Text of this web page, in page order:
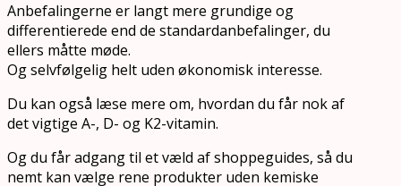
Anbefalingerne er langt mere grundige og
differentierede end de standardanbefalinger, du
ellers måtte møde.
Og selvfølgelig helt uden økonomisk interesse.
Du kan også læse mere om, hvordan du får nok af
det vigtige A-, D- og K2-vitamin.
Og du får adgang til et væld af shoppeguides, så du
nemt kan vælge rene produkter uden kemiske